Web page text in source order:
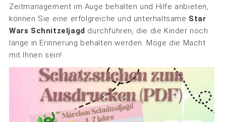
Zeitmanagement im Auge behalten und Hilfe anbieten,
können Sie eine erfolgreiche und unterhaltsame Star
Wars Schnitzeljagd durchführen, die die Kinder noch
lange in Erinnerung behalten werden. Möge die Macht
mit Ihnen sein!